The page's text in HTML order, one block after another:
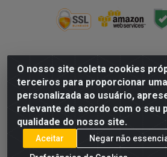
O nosso site coleta cookies
terceiros para proporcionar
personalizada ao usuário,
relevante de acordo com o seu
qualidade do nosso site.
Aceitar
Negar não
NALESSO DISTRIBUIDORA DE
Paulo Afonso, nº10 Galpão 03
Velha/ES - CEP 29.118-033 - CNPJ: